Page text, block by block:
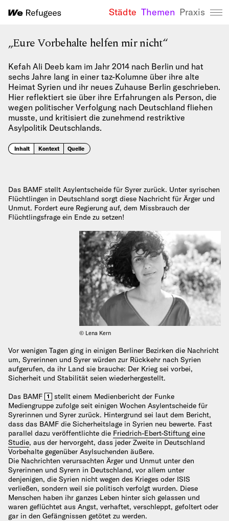
We Refugees
Städte Themen Praxis
„Eure Vorbehalte helfen mir nicht“
Kefah Ali Deeb kam im Jahr 2014 nach Berlin und hat
sechs Jahre lang in einer taz-Kolumne über ihre alte
Heimat Syrien und ihr neues Zuhause Berlin geschrieben.
Hier reflektiert sie über ihre Erfahrungen als Person, die
wegen politischer Verfolgung nach Deutschland fliehen
musste, und kritisiert die zunehmend restriktive
Asylpolitik Deutschlands.
Inhalt Kontext Quelle
Das BAMF stellt Asylentscheide für Syrer zurück. Unter syrischen
Flüchtlingen in Deutschland sorgt diese Nachricht für Ärger und
Unmut. Fordert eure Regierung auf, dem Missbrauch der
Flüchtlingsfrage ein Ende zu setzen!
© Lena Kern
Vor wenigen Tagen ging in einigen Berliner Bezirken die Nachricht
um, Syrerinnen und Syrer würden zur Rückkehr nach Syrien
aufgerufen, da ihr Land sie brauche: Der Krieg sei vorbei,
Sicherheit und Stabilität seien wiederhergestellt.
Das BAMF 1
stellt einem Medienbericht der Funke
Mediengruppe zufolge seit einigen Wochen Asylentscheide für
Syrerinnen und Syrer zurück. Hintergrund sei laut dem Bericht,
dass das BAMF die Sicherheitslage in Syrien neu bewerte. Fast
parallel dazu veröffentlichte die Friedrich-Ebert-Stiftung eine
Studie, aus der hervorgeht, dass jeder Zweite in Deutschland
Vorbehalte gegenüber Asylsuchenden äußere.
Die Nachrichten verursachten Ärger und Unmut unter den
Syrerinnen und Syrern in Deutschland, vor allem unter
denjenigen, die Syrien nicht wegen des Krieges oder ISIS
verließen, sondern weil sie politisch verfolgt wurden. Diese
Menschen haben ihr ganzes Leben hinter sich gelassen und
waren geflüchtet aus Angst, verhaftet, verschleppt, gefoltert oder
gar in den Gefängnissen getötet zu werden.